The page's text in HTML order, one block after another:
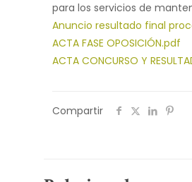
para los servicios de
Anuncio resultado final
ACTA FASE OPOSICIÓN.pdf
ACTA CONCURSO Y
Compartir